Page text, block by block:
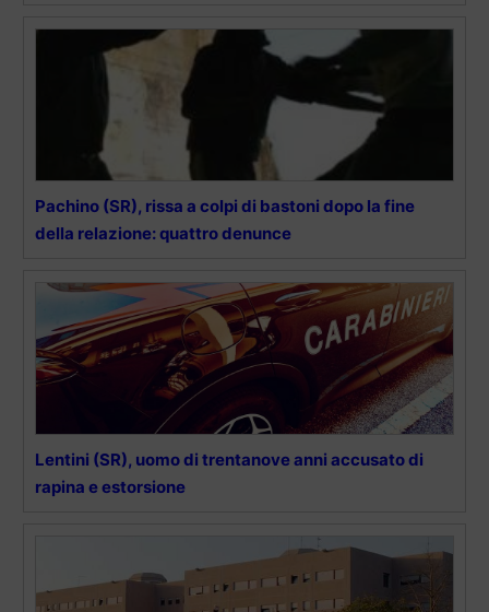
Pachino (SR), rissa a colpi di bastoni dopo la fine
della relazione: quattro denunce
Lentini (SR), uomo di trentanove anni accusato di
rapina e estorsione